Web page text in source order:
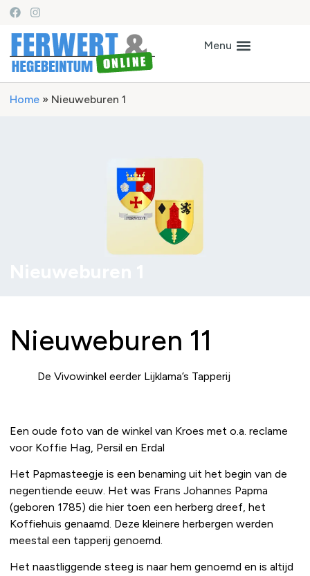
Home » Nieuweburen 1
Nieuweburen 11
De Vivowinkel eerder Lijklama’s Tapperij
Een oude foto van de winkel van Kroes met o.a. reclame
voor Koffie Hag, Persil en Erdal
Het Papmasteegje is een benaming uit het begin van de
negentiende eeuw. Het was Frans Johannes Papma
(geboren 1785) die hier toen een herberg dreef, het
Koffiehuis genaamd. Deze kleinere herbergen werden
meestal een tapperij genoemd.
Het naastliggende steeg is naar hem genoemd en is altijd